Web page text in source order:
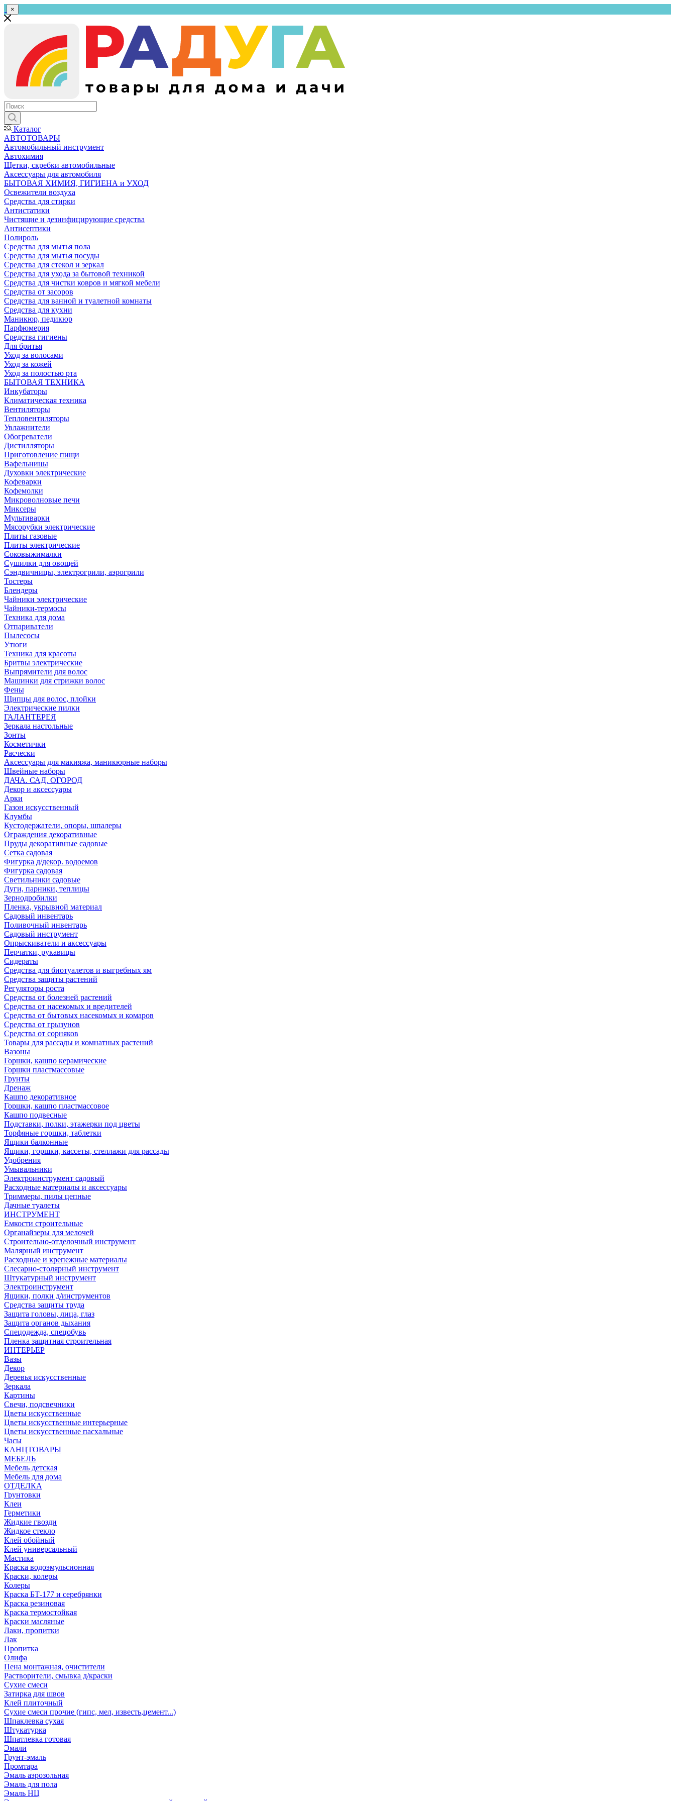
×
Каталог
АВТОТОВАРЫ
Автомобильный инструмент
Автохимия
Щетки, скребки автомобильные
Аксессуары для автомобиля
БЫТОВАЯ ХИМИЯ, ГИГИЕНА и УХОД
Освежители воздуха
Средства для стирки
Антистатики
Чистящие и дезинфицирующие средства
Антисептики
Полироль
Средства для мытья пола
Средства для мытья посуды
Средства для стекол и зеркал
Средства для ухода за бытовой техникой
Средства для чистки ковров и мягкой мебели
Средства от засоров
Средства для ванной и туалетной комнаты
Средства для кухни
Маникюр, педикюр
Парфюмерия
Средства гигиены
Для бритья
Уход за волосами
Уход за кожей
Уход за полостью рта
БЫТОВАЯ ТЕХНИКА
Инкубаторы
Климатическая техника
Вентиляторы
Тепловентиляторы
Увлажнители
Обогреватели
Дистилляторы
Приготовление пищи
Вафельницы
Духовки электрические
Кофеварки
Кофемолки
Микроволновые печи
Миксеры
Мультиварки
Мясорубки электрические
Плиты газовые
Плиты электрические
Соковыжималки
Сушилки для овощей
Сэндвичницы, электрогрили, аэрогрили
Тостеры
Блендеры
Чайники электрические
Чайники-термосы
Техника для дома
Отпариватели
Пылесосы
Утюги
Техника для красоты
Бритвы электрические
Выпрямители для волос
Машинки для стрижки волос
Фены
Щипцы для волос, плойки
Электрические пилки
ГАЛАНТЕРЕЯ
Зеркала настольные
Зонты
Косметички
Расчески
Аксессуары для макияжа, маникюрные наборы
Швейные наборы
ДАЧА. САД. ОГОРОД
Декор и аксессуары
Арки
Газон искусственный
Клумбы
Кустодержатели, опоры, шпалеры
Ограждения декоративные
Пруды декоративные садовые
Сетка садовая
Фигурка д/декор. водоемов
Фигурка садовая
Светильники садовые
Дуги, парники, теплицы
Зернодробилки
Пленка, укрывной материал
Садовый инвентарь
Поливочный инвентарь
Садовый инструмент
Опрыскиватели и аксессуары
Перчатки, рукавицы
Сидераты
Средства для биотуалетов и выгребных ям
Средства защиты растений
Регуляторы роста
Средства от болезней растений
Средства от насекомых и вредителей
Средства от бытовых насекомых и комаров
Средства от грызунов
Средства от сорняков
Товары для рассады и комнатных растений
Вазоны
Горшки, кашпо керамические
Горшки пластмассовые
Грунты
Дренаж
Кашпо декоративное
Горшки, кашпо пластмассовое
Кашпо подвесные
Подставки, полки, этажерки под цветы
Торфяные горшки, таблетки
Ящики балконные
Ящики, горшки, кассеты, стеллажи для рассады
Удобрения
Умывальники
Электроинструмент садовый
Расходные материалы и аксессуары
Триммеры, пилы цепные
Дачные туалеты
ИНСТРУМЕНТ
Емкости строительные
Органайзеры для мелочей
Строительно-отделочный инструмент
Малярный инструмент
Расходные и крепежные материалы
Слесарно-столярный инструмент
Штукатурный инструмент
Электроинструмент
Ящики, полки д/инструментов
Средства защиты труда
Защита головы, лица, глаз
Защита органов дыхания
Спецодежда, спецобувь
Пленка защитная строительная
ИНТЕРЬЕР
Вазы
Декор
Деревья искусственные
Зеркала
Картины
Свечи, подсвечники
Цветы искусственные
Цветы искусственные интерьерные
Цветы искусственные пасхальные
Часы
КАНЦТОВАРЫ
МЕБЕЛЬ
Мебель детская
Мебель для дома
ОТДЕЛКА
Грунтовки
Клеи
Герметики
Жидкие гвозди
Жидкое стекло
Клей обойный
Клей универсальный
Мастика
Краска водоэмульсионная
Краски, колеры
Колеры
Краска БТ-177 и серебрянки
Краска резиновая
Краска термостойкая
Краски масляные
Лаки, пропитки
Лак
Пропитка
Олифа
Пена монтажная, очистители
Растворители, смывка д/краски
Сухие смеси
Затирка для швов
Клей плиточный
Сухие смеси прочие (гипс, мел, известь,цемент...)
Шпаклевка сухая
Штукатурка
Шпатлевка готовая
Эмали
Грунт-эмаль
Промтара
Эмаль аэрозольная
Эмаль для пола
Эмаль НЦ